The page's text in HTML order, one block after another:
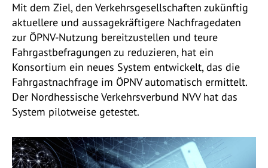
Mit dem Ziel, den Verkehrsgesellschaften zukünftig
aktuellere und aussagekräftigere Nachfragedaten
zur ÖPNV-Nutzung bereitzustellen und teure
Fahrgastbefragungen zu reduzieren, hat ein
Konsortium ein neues System entwickelt, das die
Fahrgastnachfrage im ÖPNV automatisch ermittelt.
Der Nordhessische Verkehrsverbund NVV hat das
System pilotweise getestet.